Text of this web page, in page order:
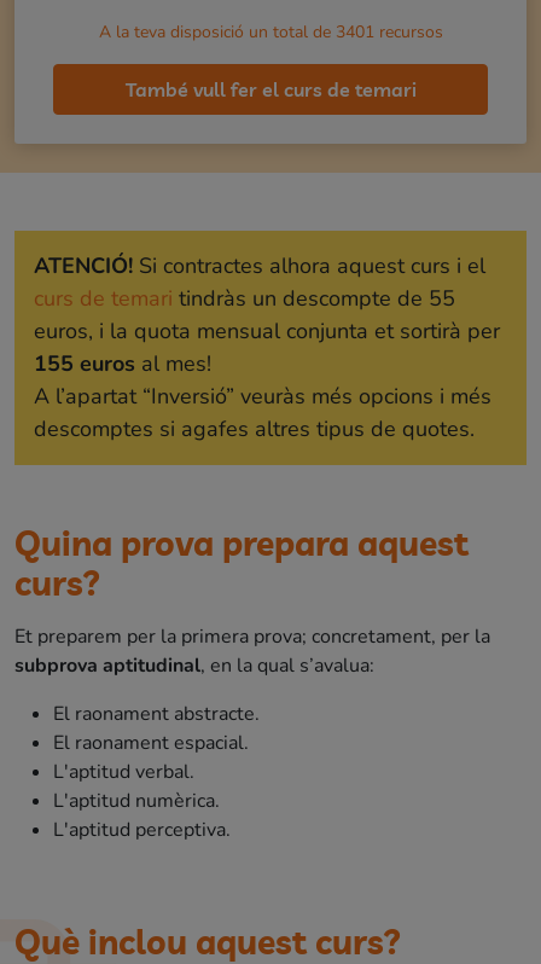
A la teva disposició un total de 3401recursos
També vull fer el curs de temari
ATENCIÓ! Si contractes alhora aquest curs i el
curs de temari tindràs un descompte de 55
euros, i la quota mensual conjunta et sortirà per
155 euros al mes!
A l’apartat “Inversió” veuràs més opcions i més
descomptes si agafes altres tipus de quotes.
Quina prova prepara aquest
curs?
Et preparem per la primera prova; concretament, per la
subprova aptitudinal, en la qual s’avalua:
El raonament abstracte.
El raonament espacial.
L'aptitud verbal.
L'aptitud numèrica.
L'aptitud perceptiva.
Què inclou aquest curs?